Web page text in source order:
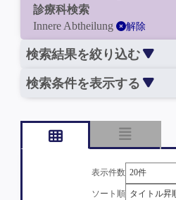
診療科検索
Innere Abtheilung
解除
検索結果を絞り込む
検索条件を表示する
表示件数
ソート順